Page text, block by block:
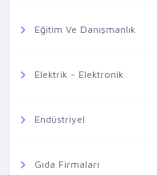
Eğitim Ve Danışmanlık
Elektrik - Elektronik
Endüstriyel
Gıda Firmaları